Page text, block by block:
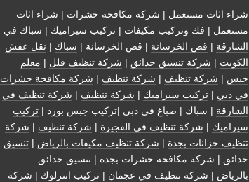
شراء اثاث مستعمل | شركة مكافحة حشرات | شراء اثاث
مستعمل | فك وتركيب مكيفات | تركيب سيراميك | سباك في
الشارقة | قص الخرسانة | قص الخرسانة | سباك | نقل عفش
الكويت | شركة تنسيق حدائق | شركة تنظيف فلل | معلم
جبس | شركة تنظيف | شركة تنظيف | شركة مكافحة حشرات
في دبي |تركيب سيراميك | شركة تنظيف | شركة تنظيف في
الشارقة | سباك | صباغ في دبي |تركيب جبس بورد |تركيب
سيراميك | شركة تنظيف في الفجيرة | شركة تنظيف | شركة
تنظيف خزانات بجدة | شركة تنظيف مكيفات بالرياض |تنسيق
حدائق | شركة مكافحة حشرات بجدة |تنسيق حدائق
بالرياض | شركة تنظيف في عجمان | تركيب انترلوك | شركة